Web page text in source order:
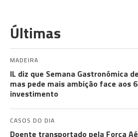
Últimas
MADEIRA
IL diz que Semana Gastronómica
mas pede mais ambição face aos
investimento
CASOS DO DIA
Doente transportado pela Força